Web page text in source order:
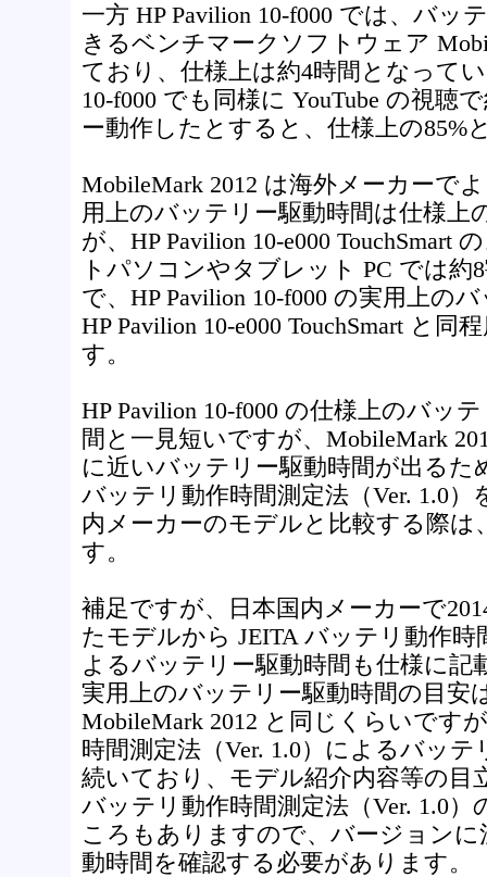
一方 HP Pavilion 10-f000 では、バッ
きるベンチマークソフトウェア
ており、仕様上は約4時間となって
10-f000 でも同様に YouTube の視聴
ー動作したとすると、仕様上の85%
MobileMark 2012 は海外メーカーで
用上のバッテリー駆動時間は仕様上
が、HP Pavilion 10-e000 TouchSmart
トパソコンやタブレット PC では約
で、HP Pavilion 10-f000 の実用上の
HP Pavilion 10-e000 TouchSmart と同
す。
HP Pavilion 10-f000 の仕様上のバッ
間と一見短いですが、MobileMark
に近いバッテリー駆動時間が出るた
バッテリ動作時間測定法（Ver. 1.0
内メーカーのモデルと比較する際は
す。
補足ですが、日本国内メーカーで
たモデルから JEITA バッテリ動作時
よるバッテリー駆動時間も仕様に記
実用上のバッテリー駆動時間の目安
MobileMark 2012 と同じくらいです
時間測定法（Ver. 1.0）によるバッ
続いており、モデル紹介内容等の目
バッテリ動作時間測定法（Ver. 1.0
ころもありますので、バージョン
動時間を確認する必要があります。